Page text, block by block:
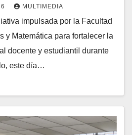
MULTIMEDIA
impulsada por la Facultad
y Matemática para fortalecer la
docente y estudiantil durante
este día…